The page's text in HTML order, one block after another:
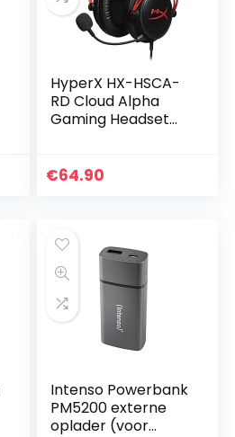
HyperX HX-HSCA-
RD Cloud Alpha
Gaming Headset
compatibel met
€64.90
Intenso Powerbank
PM5200 externe
oplader (voor